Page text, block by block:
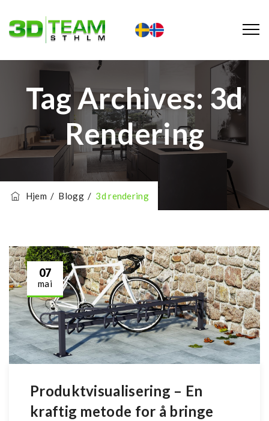
Tag Archives: 3d
Rendering
Hjem / Blogg/ 3d rendering
07
mai
Produktvisualisering – En
kraftig metode for å bringe